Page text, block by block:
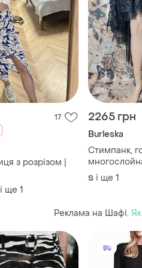
17
з розрізом |
і ще 1
2265 грн
Burleska
Стимпанк,
юбка
S і ще 1
Реклама на Шафі.